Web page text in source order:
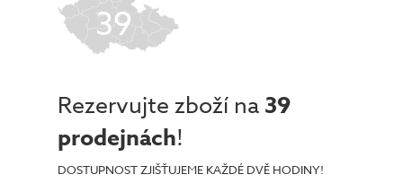
39
Rezervujte zboží na 39
prodejnách!
DOSTUPNOST ZJIŠŤUJEME KAŽDÉ DVĚ HODINY!